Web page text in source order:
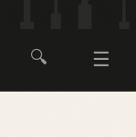
🔍 ☰